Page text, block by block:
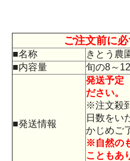
ご注文前に
■名称
きとう農
■内容量
旬の8～
■発送情報
発送予定
ださい。
※注文殺
日数をい
かじめご
※自然の
こともあ